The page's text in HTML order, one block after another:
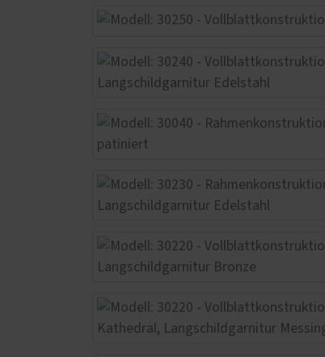
Möbel nach Maß
Möbelbeschläge von Blum
Wohn- und Gebrauchsmöbel